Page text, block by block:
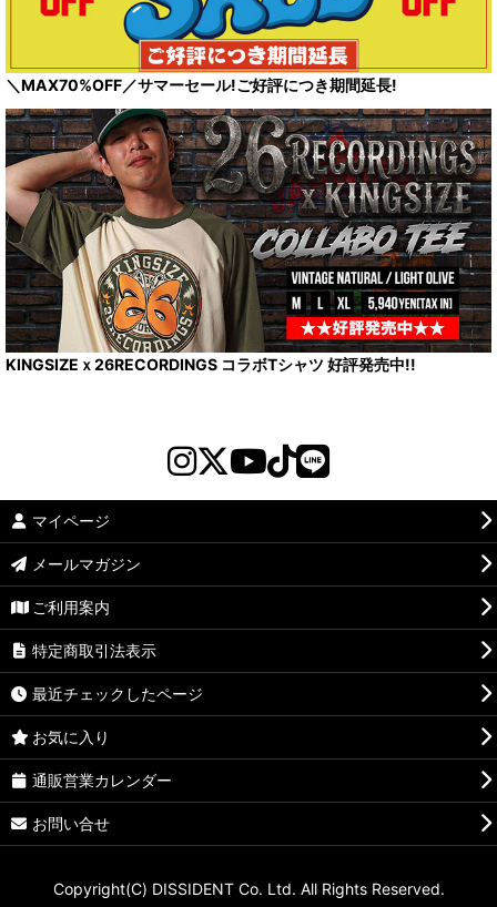
＼MAX70%OFF／サマーセール!ご好評につき期間延長!
KINGSIZEｘ26RECORDINGS コラボTシャツ 好評発売中!!
マイページ
メールマガジン
ご利用案内
特定商取引法表示
最近チェックしたページ
お気に入り
通販営業カレンダー
お問い合せ
Copyright(C) DISSIDENT Co. Ltd. All Rights Reserved.